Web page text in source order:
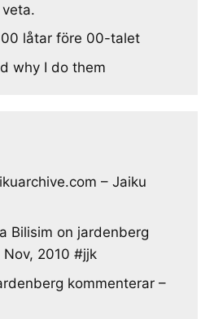
låtar före 00-talet
why I do them
– Jaiku
Bilisim on jardenberg
Nov, 2010 #jjk
kommenterar –